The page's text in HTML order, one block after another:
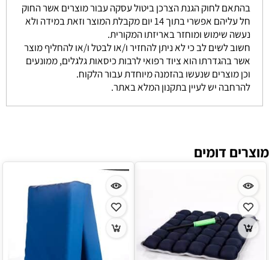
בהתאם לחוק הגנת הצרכן ביטול עסקה עבור מוצרים אשר החוק
חל עליהם אפשרי בתוך 14 יום מקבלת המוצר וזאת במידה ולא
נעשה שימוש ומוחזר באריזתו המקורית.
חשוב לשים לב כי לא ניתן להחזיר ו/או לבטל ו/או להחליף מוצר
אשר בהגדרתו הוא ציוד רפואי לרבות כיסאות גלגלים, ממונעים
וכן מוצרים שנעשו בהזמנה מיוחדת עבור הלקוח.
להרחבה יש לעיין בתקנון המלא באתר.
מוצרים דומים